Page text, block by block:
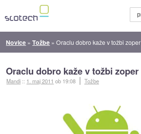
Novice »Tožbe »Oraclu dobro kaže v tožbi
Oraclu dobro kaže v tožbi
Mandi :: 1. maj 2011 ob 19:08 Tožbe